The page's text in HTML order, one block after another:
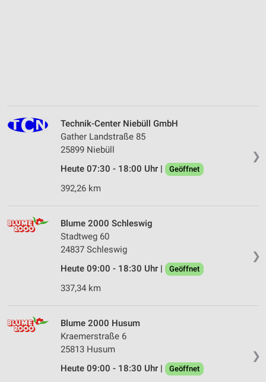
❯
Technik-Center Niebüll GmbH
Gather Landstraße 85
25899 Niebüll
Heute 07:30 - 18:00 Uhr |
Geöffnet
392,26 km
❯
Blume 2000 Schleswig
Stadtweg 60
24837 Schleswig
Heute 09:00 - 18:30 Uhr |
Geöffnet
337,34 km
❯
Blume 2000 Husum
Kraemerstraße 6
25813 Husum
Heute 09:00 - 18:30 Uhr |
Geöffnet